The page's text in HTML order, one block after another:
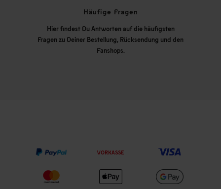
Häufige Fragen
Hier findest Du Antworten auf die häufigsten
Fragen zu Deiner Bestellung, Rücksendung und den
Fanshops.
VORKASSE